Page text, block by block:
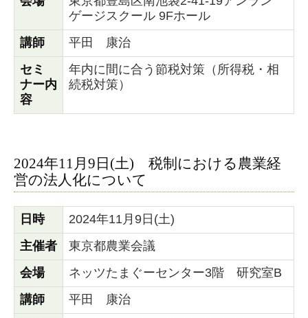
ゲージスクール 9Fホール
講師
平田 康治
セミ
ナー内
容
年内に間に合う節税対策（所得税・相
続税対策）
2024年11月9日(土) 税制における農業経
営の法人化について
日時
2024年11月9日(土)
主催者
東京都農業会議
会場
ネッツたまぐーセンター3階 研究室B
講師
平田 康治